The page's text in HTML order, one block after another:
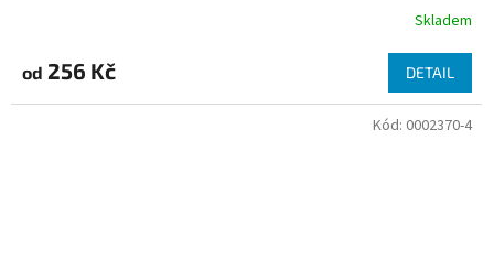
Skladem
od 256 Kč DETAIL
Kód: 0002370-4